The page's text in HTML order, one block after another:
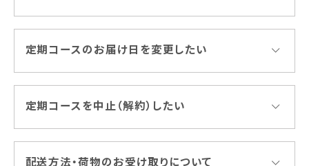
定期コースのお届け日を変更したい
定期コースを中止（解約）したい
配送方法・荷物のお受け取りについて